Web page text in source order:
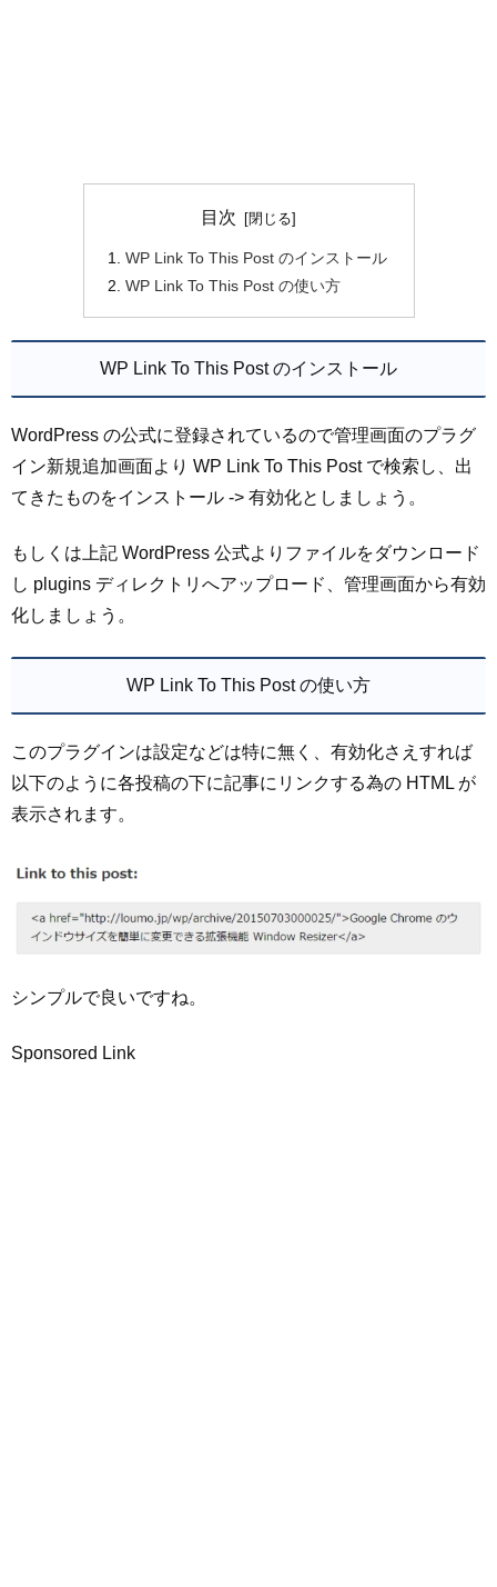
目次
WP Link To This Post のインストール
WP Link To This Post の使い方
WP Link To This Post のインストール
WordPress の公式に登録されているので管理画面のプラグ
イン新規追加画面より WP Link To This Post で検索し、出
てきたものをインストール -> 有効化としましょう。
もしくは上記 WordPress 公式よりファイルをダウンロード
し plugins ディレクトリへアップロード、管理画面から有効
化しましょう。
WP Link To This Post の使い方
このプラグインは設定などは特に無く、有効化さえすれば
以下のように各投稿の下に記事にリンクする為の HTML が
表示されます。
シンプルで良いですね。
Sponsored Link